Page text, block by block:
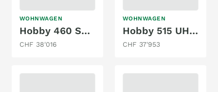
WOHNWAGEN
Hobby 460 SL De Luxe
CHF 38'016
WOHNWAGEN
Hobby 515 UHL De Luxe
CHF 37'953